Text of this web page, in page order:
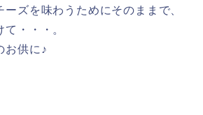
ーズを味わうためにそのままで、
・・・。
お供に♪